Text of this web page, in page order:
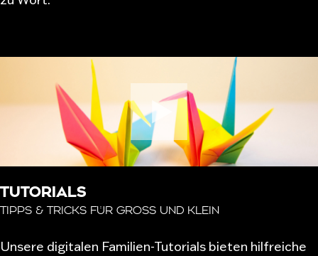
TUTORIALS
TIPPS & TRICKS FÜR GROSS UND KLEIN
Unsere digitalen Familien-Tutorials bieten hilfreiche